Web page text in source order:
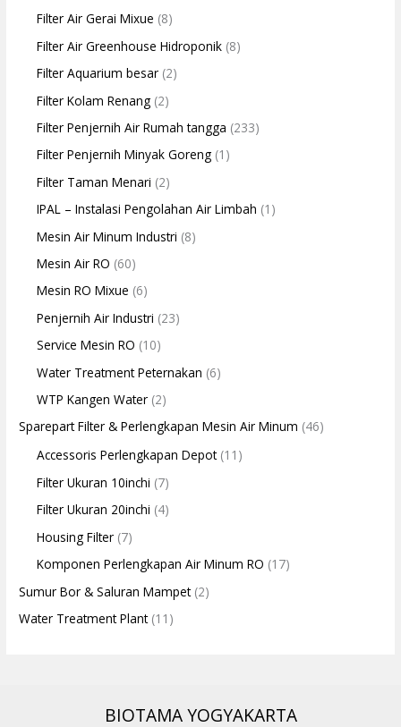
Filter Air Gerai Mixue (8)
Filter Air Greenhouse Hidroponik (8)
Filter Aquarium besar (2)
Filter Kolam Renang (2)
Filter Penjernih Air Rumah tangga (233)
Filter Penjernih Minyak Goreng (1)
Filter Taman Menari (2)
IPAL – Instalasi Pengolahan Air Limbah (1)
Mesin Air Minum Industri (8)
Mesin Air RO (60)
Mesin RO Mixue (6)
Penjernih Air Industri (23)
Service Mesin RO (10)
Water Treatment Peternakan (6)
WTP Kangen Water (2)
Sparepart Filter & Perlengkapan Mesin Air Minum (46)
Accessoris Perlengkapan Depot(11)
Filter Ukuran 10inchi (7)
Filter Ukuran 20inchi (4)
Housing Filter (7)
Komponen Perlengkapan Air Minum RO (17)
Sumur Bor & Saluran Mampet(2)
Water Treatment Plant(11)
BIOTAMA YOGYAKARTA